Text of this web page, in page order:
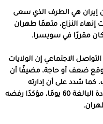
إيران هي الطرف الذي سعى
إنهاء النزاع، متهمًا طهران
كان مقررًا في سويسرا.
الاجتماعي إن الولايات
ضعف أو حاجة، مضيفًا أن
شدد على أن إدارته
ستواصل العمل وفق المهلة المحددة البالغة 60 يومًا، مؤكدًا رفضه